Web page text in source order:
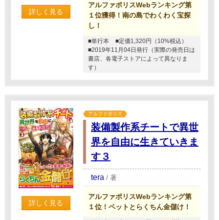
詳しく見る
アルファポリスWebランキング第
１位獲得！南の島でわくわく宝探
し！
■単行本
■定価1,320円（10%税込）
■2019年11月04日発行（実際の発売日は
書店、各電子ストアによって異なりま
す）
詳しく見る
アルファポリス
装備製作系チートで異世
界を自由に生きていきま
す３
tera / 著
アルファポリスWebランキング第
１位！ペットとらくちん金儲け！